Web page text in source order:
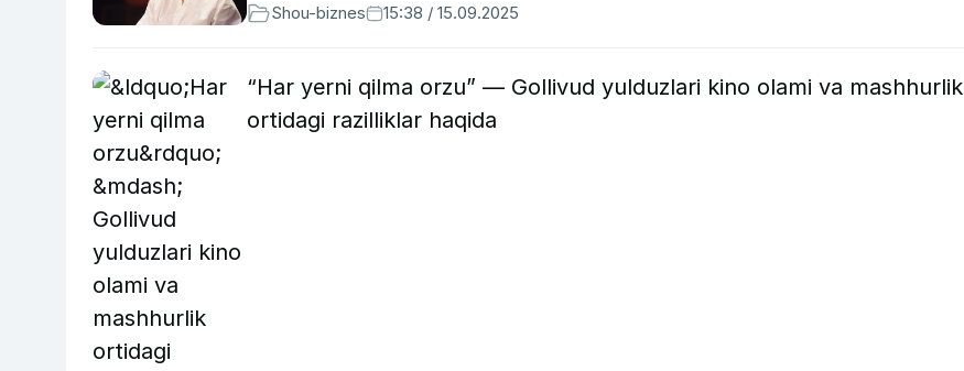
Shou-biznes 15:38 / 15.09.2025
“Har yerni qilma orzu” — Gollivud yulduzlari kino olami va mashhurlik
ortidagi razilliklar haqida